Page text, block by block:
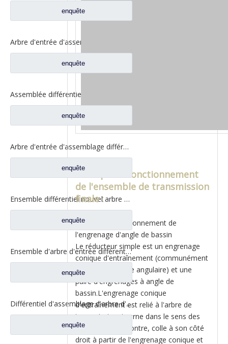
enquête
enquête
enquête
Arbre d'entrée d'assemblage différentiel pour Saic Hongyan nouveau KingKan H8B pièces de rechange de camion d'essieu 42119549 5801606629
enquête
Ensemble différentiel nouvel arbre d'entrée pour pièces de rechange de camion à essieu Saic Hongyan H8B 42119549 5801606629
enquête
Ensemble d'arbre d'entrée différentiel pour pièces de rechange automatiques de camion Shacman Delong Shacman Delong HD469-2510011
enquête
Différentiel d'assemblage d'arbre d'entrée pour pièces de rechange de camion à essieu Hi-Torque Saic Hongyan 2510-0110-5801271495
enquête
Principe de fonctionnement
de l'ensemble de transmission
finale :
Principe de fonctionnement de
l'engrenage d'angle de bassin
Le réducteur simple est un engrenage
conique d'entraînement (communément
appelé engrenage angulaire) et une
paire d'engrenages à angle de
bassin.L'engrenage conique
d'entraînement est relié à l'arbre de
transmission, tourne dans le sens des
aiguilles d'une montre, colle à son côté
droit à partir de l'engrenage conique et